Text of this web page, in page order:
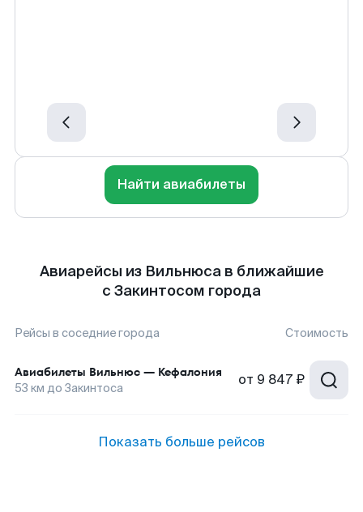
Найти авиабилеты
Авиарейсы из Вильнюса в ближайшие
с Закинтосом города
Рейсы в соседние города Стоимость
Авиабилеты Вильнюс — Кефалония
53 км до Закинтоса от 9 847 ₽
Показать больше рейсов